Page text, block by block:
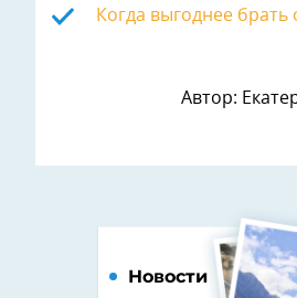
Когда выгоднее брать
Автор:
Новости